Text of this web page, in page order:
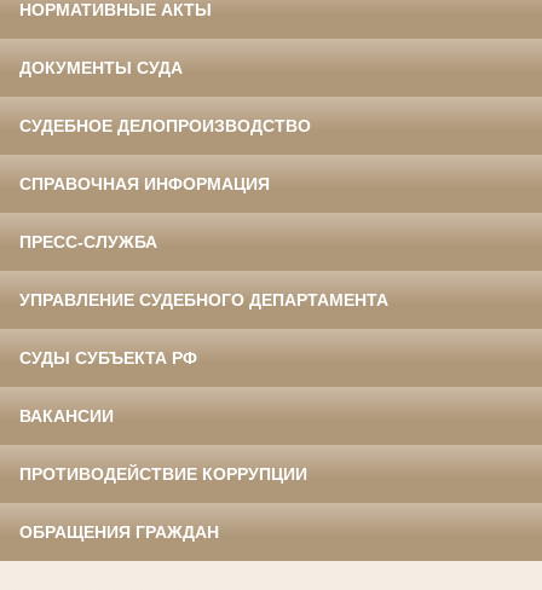
НОРМАТИВНЫЕ АКТЫ
ДОКУМЕНТЫ СУДА
СУДЕБНОЕ ДЕЛОПРОИЗВОДСТВО
СПРАВОЧНАЯ ИНФОРМАЦИЯ
ПРЕСС-СЛУЖБА
УПРАВЛЕНИЕ СУДЕБНОГО ДЕПАРТАМЕНТА
СУДЫ СУБЪЕКТА РФ
ВАКАНСИИ
ПРОТИВОДЕЙСТВИЕ КОРРУПЦИИ
ОБРАЩЕНИЯ ГРАЖДАН